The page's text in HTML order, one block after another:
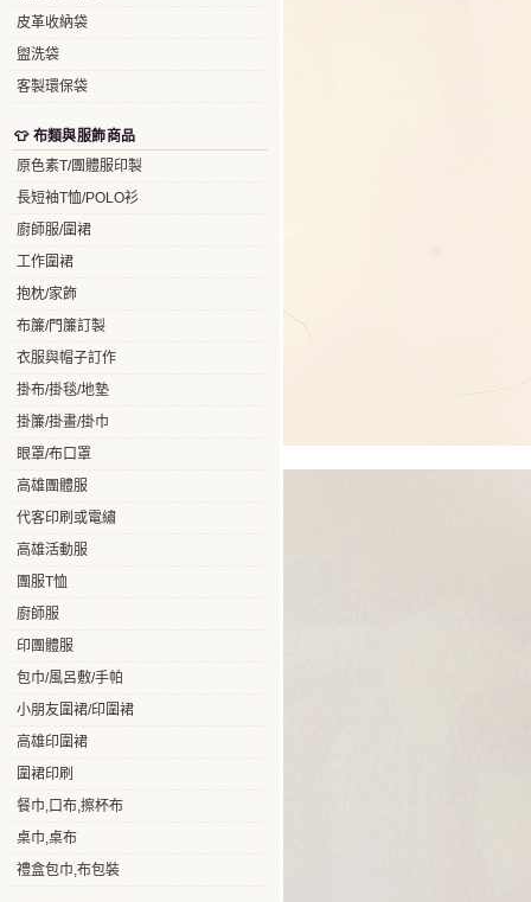
皮革收納袋
盥洗袋
客製環保袋
👕 布類與服飾商品
原色素T/團體服印製
長短袖T恤/POLO衫
廚師服/圍裙
工作圍裙
抱枕/家飾
布簾/門簾訂製
衣服與帽子訂作
掛布/掛毯/地墊
掛簾/掛畫/掛巾
眼罩/布口罩
高雄團體服
代客印刷或電繡
高雄活動服
團服T恤
廚師服
印團體服
包巾/風呂敷/手帕
小朋友圍裙/印圍裙
高雄印圍裙
圍裙印刷
餐巾,口布,擦杯布
桌巾,桌布
禮盒包巾,布包裝